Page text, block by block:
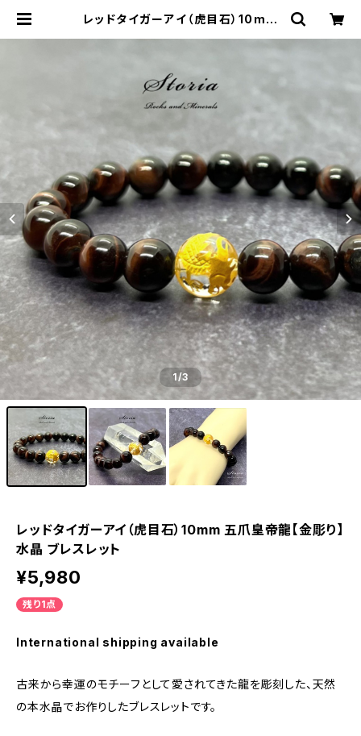
レッドタイガーアイ（虎目石）10mm
1/3
レッドタイガーアイ（虎目石）10mm 五爪皇帝龍【金彫り】
水晶 ブレスレット
¥5,980
残り1点
International shipping available
古来から幸運のモチーフとして愛されてきた龍を彫刻した、天然
の本水晶でお作りしたブレスレットです。